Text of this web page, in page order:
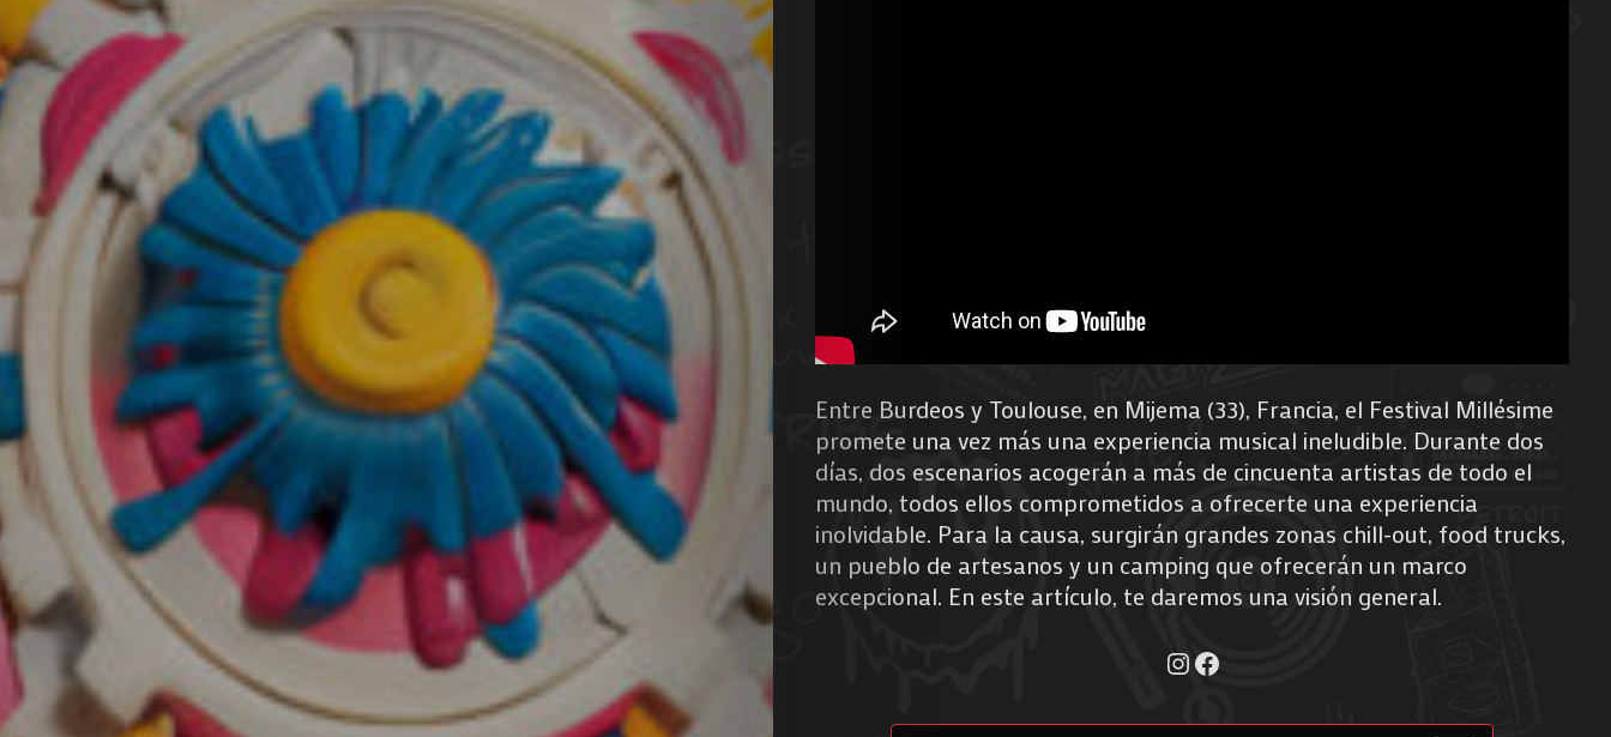
Entre Burdeos y Toulouse, en Mijema (33), Francia, el Festival Millésime
promete una vez más una experiencia musical ineludible. Durante dos
días, dos escenarios acogerán a más de cincuenta artistas de todo el
mundo, todos ellos comprometidos a ofrecerte una experiencia
inolvidable. Para la causa, surgirán grandes zonas chill-out, food trucks,
un pueblo de artesanos y un camping que ofrecerán un marco
excepcional. En este artículo, te daremos una visión general.
Instagram
Facebook